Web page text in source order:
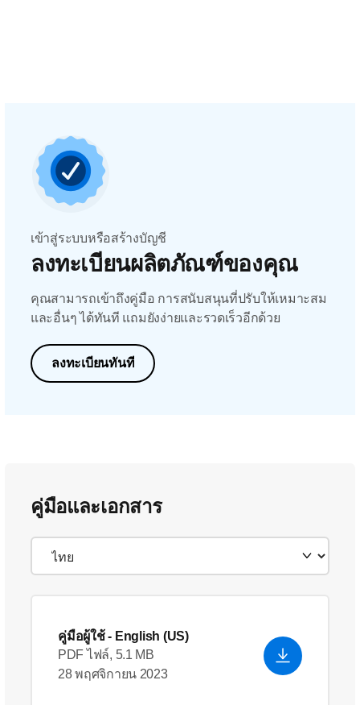
เข้าสู่ระบบหรือสร้างบัญชี
ลงทะเบียนผลิตภัณฑ์ของคุณ
คุณสามารถเข้าถึงคู่มือ การสนับสนุนที่ปรับให้เหมาะสม
และอื่นๆ ได้ทันที แถมยังง่ายและรวดเร็วอีกด้วย
ลงทะเบียนทันที
คู่มือและเอกสาร
คู่มือผู้ใช้- English (US)
PDF ไฟล์, 5.1 MB
28 พฤศจิกายน 2023